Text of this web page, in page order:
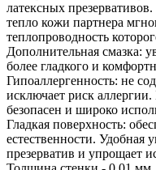
латексных
тепло кожи партнера
теплопроводность
Дополнительная смазка:
более гладкого и
Гипоаллергенность: не
исключает риск
безопасен и широко
Гладкая поверхность:
естественности. Удобная
презерватив и упрощает